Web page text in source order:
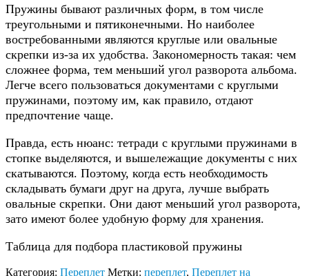
Пружины бывают различных форм, в том числе
треугольными и пятиконечными. Но наиболее
востребованными являются круглые или овальные
скрепки из-за их удобства. Закономерность такая: чем
сложнее форма, тем меньший угол разворота альбома.
Легче всего пользоваться документами с круглыми
пружинами, поэтому им, как правило, отдают
предпочтение чаще.
Правда, есть нюанс: тетради с круглыми пружинами в
стопке выделяются, и вышележащие документы с них
скатываются. Поэтому, когда есть необходимость
складывать бумаги друг на друга, лучше выбрать
овальные скрепки. Они дают меньший угол разворота,
зато имеют более удобную форму для хранения.
Таблица для подбора пластиковой пружины
Категория: Переплет Метки: переплет, Переплет на